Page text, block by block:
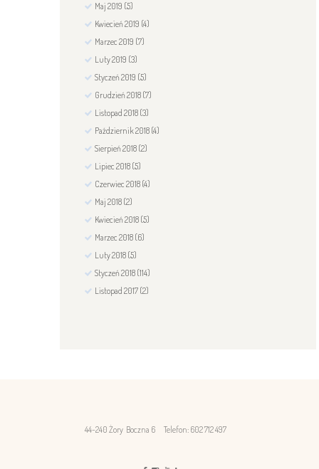
Maj2019 (5)
Kwiecień2019 (4)
Marzec2019 (7)
Luty2019 (3)
Styczeń2019 (5)
Grudzień2018 (7)
Listopad2018 (3)
Październik2018 (4)
Sierpień2018 (2)
Lipiec2018 (5)
Czerwiec2018 (4)
Maj2018 (2)
Kwiecień2018 (5)
Marzec2018 (6)
Luty2018 (5)
Styczeń2018 (114)
Listopad2017 (2)
Telefon: 602 712 497
44-240 Żory Boczna 6